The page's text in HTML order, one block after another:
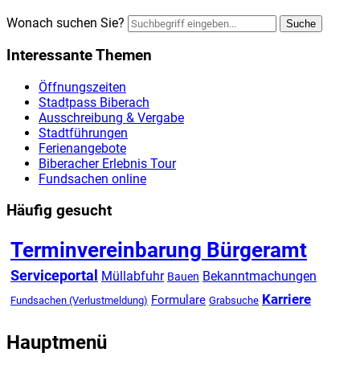
Wonach suchen Sie? Suche
Interessante Themen
Öffnungszeiten
Stadtpass Biberach
Ausschreibung & Vergabe
Stadtführungen
Ferienangebote
Biberacher Erlebnis Tour
Fundsachen online
Häufig gesucht
Terminvereinbarung Bürgeramt
Serviceportal Müllabfuhr Bauen Bekanntmachungen
Fundsachen (Verlustmeldung) Formulare Grabsuche Karriere
Hauptmenü